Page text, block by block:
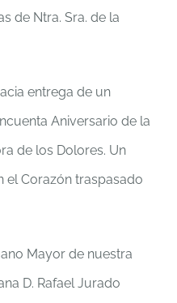
de Ntra. Sra. de la
entrega de un
Aniversario de la
de los Dolores. Un
el Corazón traspasado
Mayor de nuestra
D. Rafael Jurado